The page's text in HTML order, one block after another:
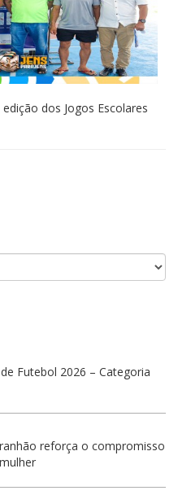
dos Jogos Escolares
Futebol 2026 – Categoria
reforça o compromisso